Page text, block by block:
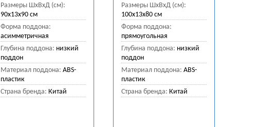
Размеры ШхВхД (см):
90x13x90 см
Форма поддона:
асимметричная
Глубина поддона: низкий
поддон
Материал поддона: ABS-
пластик
Страна бренда: Китай
Размеры ШхВхД (см):
100x13x80 см
Форма поддона:
прямоугольная
Глубина поддона: низкий
поддон
Материал поддона: ABS-
пластик
Страна бренда: Китай